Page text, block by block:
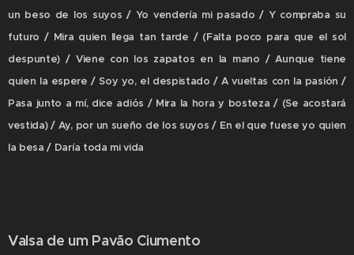
un beso de los suyos / Yo vendería mi pasado / Y compraba su
futuro / Mira quien llega tan tarde / (Falta poco para que el sol
despunte) / Viene con los zapatos en la mano / Aunque tiene
quien la espere / Soy yo, el despistado / A vueltas con la pasión /
Pasa junto a mí, dice adiós / Mira la hora y bosteza / (Se acostará
vestida) / Ay, por un sueño de los suyos / En el que fuese yo quien
la besa / Daría toda mi vida
Valsa de um Pavão Ciumento